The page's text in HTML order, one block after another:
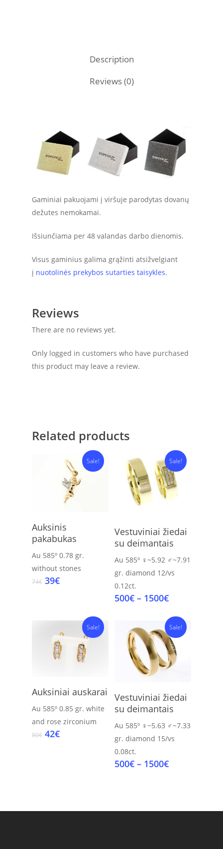
Description
Reviews (0)
Gaminiai pakuojami į viršuje parodytas dovanų
dežutes nemokamai.
Išsiunčiama per 48 valandas darbo dienomis.
Visus gaminius galima grąžinti atsižvelgiant
į nuotolinės prekybos sutarties taisykles.
Reviews
There are no reviews yet.
Only logged in customers who have purchased
this product may leave a review.
Related products
Sale!
Add To Cart
Auksinis
pakabukas
Au 585º 0.78 gr.
without stones
74€ Original
39€Current
Sale!
Select Options
Vestuviniai žiedai
su deimantais
Au 585º ♀~5.92 ♂~7.91
gr.diamond 12/vs
0.12ct.
500€ – 1500€Price
500€
through
1500€
Sale!
Add To Cart
Auksiniai auskarai
Au 585º 0.85 gr. white
and rose zirconium
80€ Original
42€Current
Sale!
Select Options
Vestuviniai žiedai
su deimantais
Au 585º ♀~5.63 ♂~7.33
gr.diamond 15/vs
0.08ct.
500€ – 1500€Price